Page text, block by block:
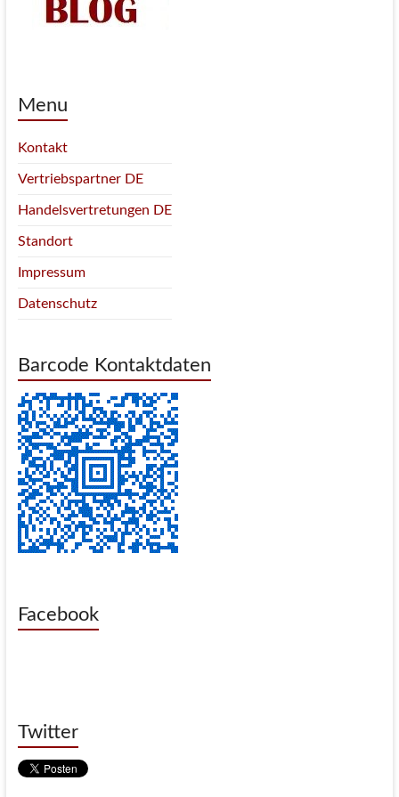
Menu
Kontakt
Vertriebspartner DE
Handelsvertretungen DE
Standort
Impressum
Datenschutz
Barcode Kontaktdaten
Facebook
Twitter